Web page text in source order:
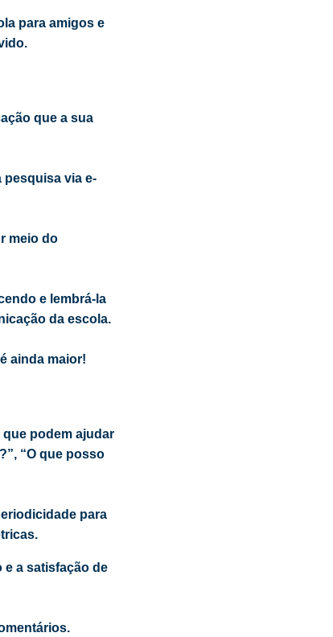
para amigos e
que a sua
pesquisa via e-
meio do
e lembrá-la
da escola.
ainda maior!
que podem ajudar
“O que posso
para
e a satisfação de